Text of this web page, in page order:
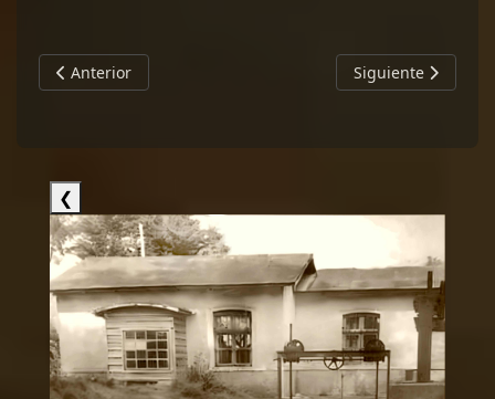
Artículo anterior: Lebu: madera, oficio y mar
Anterior Artículo siguiente:
Siguiente
❮